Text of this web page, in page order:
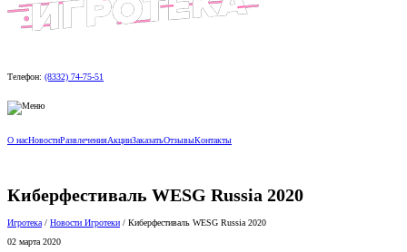
Телефон: (8332) 74-75-51
О насНовостиРазвлеченияАкцииЗаказатьОтзывыКонтакты
Киберфестиваль WESG Russia 2020
Игротека / Новости Игротеки / Киберфестиваль WESG Russia 2020
02 марта 2020